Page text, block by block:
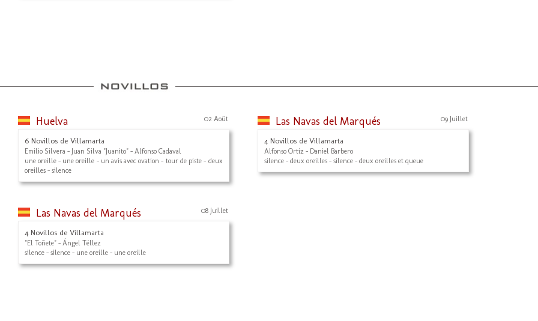
Huelva 02 Août
6 Novillos de Villamarta
Emilio Silvera - Juan Silva "Juanito" - Alfonso Cadaval
une oreille - une oreille - un avis avec ovation - tour de piste - deux
oreilles - silence
Las Navas del Marqués 09 Juillet
4 Novillos de Villamarta
Alfonso Ortiz - Daniel Barbero
silence - deux oreilles - silence - deux oreilles et queue
Las Navas del Marqués 08 Juillet
4 Novillos de Villamarta
"El Toñete" - Ángel Téllez
silence - silence - une oreille - une oreille